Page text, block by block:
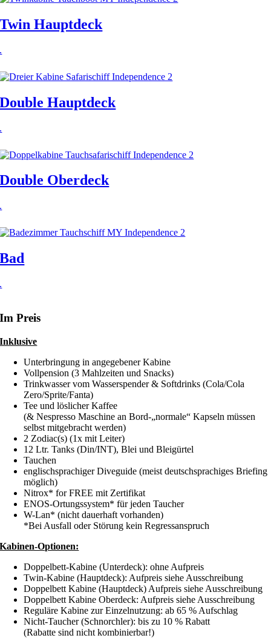
Twin Hauptdeck
.
Double Hauptdeck
.
Double Oberdeck
.
Bad
.
Im Preis
Inklusive
Unterbringung in angegebener Kabine
Vollpension (3 Mahlzeiten und Snacks)
Trinkwasser vom Wasserspender & Softdrinks (Cola/Cola
Zero/Sprite/Fanta)
Tee und löslicher Kaffee
(& Nespresso Maschine an Bord-„normale“ Kapseln müssen
selbst mitgebracht werden)
2 Zodiac(s) (1x mit Leiter)
12 Ltr. Tanks (Din/INT), Blei und Bleigürtel
Tauchen
englischsprachiger Diveguide (meist deutschsprachiges Briefing
möglich)
Nitrox* for FREE mit Zertifikat
ENOS-Ortungssystem* für jeden Taucher
W-Lan* (nicht dauerhaft vorhanden)
*Bei Ausfall oder Störung kein Regressanspruch
Kabinen-Optionen:
Doppelbett-Kabine (Unterdeck): ohne Aufpreis
Twin-Kabine (Hauptdeck): Aufpreis siehe Ausschreibung
Doppelbett Kabine (Hauptdeck) Aufpreis siehe Ausschreibung
Doppelbett Kabine Oberdeck: Aufpreis siehe Ausschreibung
Reguläre Kabine zur Einzelnutzung: ab 65 % Aufschlag
Nicht-Taucher (Schnorchler): bis zu 10 % Rabatt
(Rabatte sind nicht kombinierbar!)